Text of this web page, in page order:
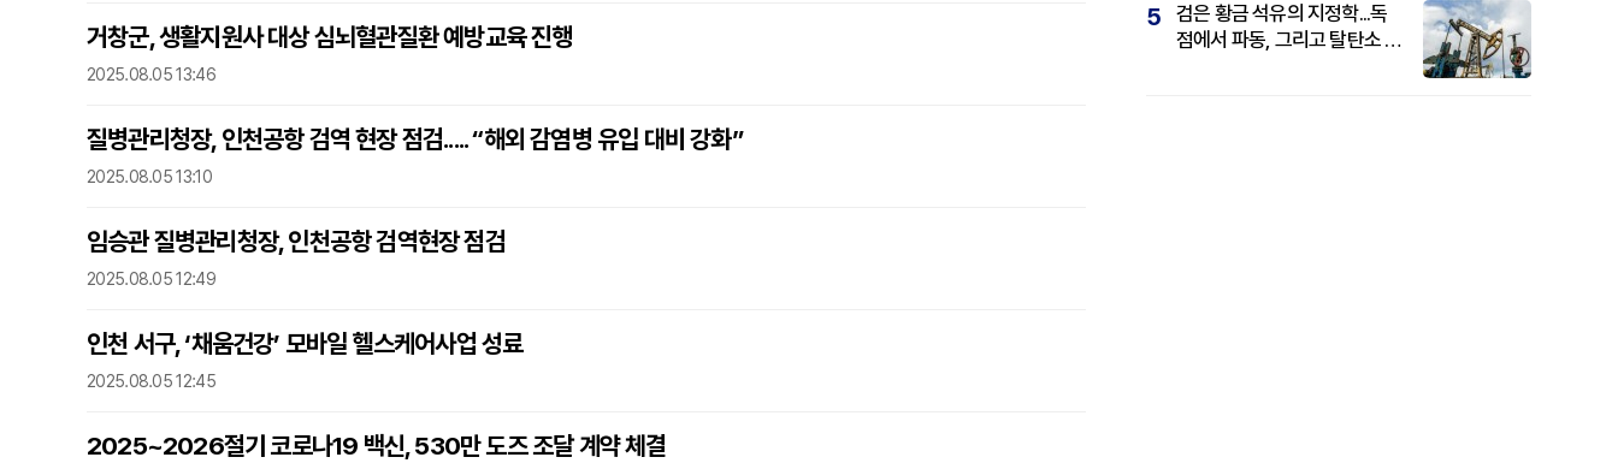
거창군, 생활지원사 대상 심뇌혈관질환 예방교육 진행
2025.08.05 13:46
질병관리청장, 인천공항 검역 현장 점검..... “해외 감염병 유입 대비 강화”
2025.08.05 13:10
임승관 질병관리청장, 인천공항 검역현장 점검
2025.08.05 12:49
인천 서구, ‘채움건강’ 모바일 헬스케어사업 성료
2025.08.05 12:45
2025~2026절기 코로나19 백신, 530만 도즈 조달 계약 체결
5
검은 황금 석유의 지정학...독
점에서 파동, 그리고 탈탄소 패